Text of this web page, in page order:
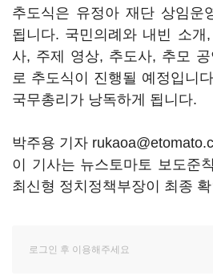
추도식은 유정아 재단 상임운
됩니다. 국민의례와 내빈 소개
사, 주제 영상, 추도사, 추모
로 추도식이 진행될 예정입니
국무총리가 낭독하게 됩니다.
박주용 기자
이 기사는 뉴스토마토 보도준
최신형 정치정책부장이 최종